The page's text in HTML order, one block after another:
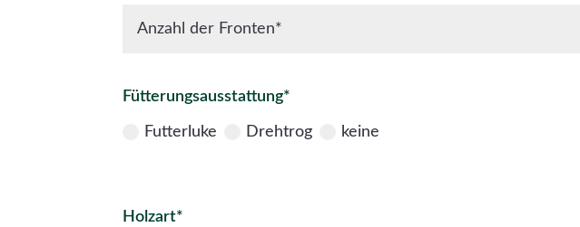
Fütterungsausstattung*
Futterluke Drehtrog keine
Holzart*